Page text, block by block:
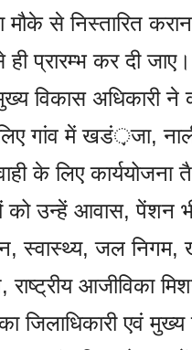
से निस्तारित
प्रारम्भ कर दी जाए।
विकास अधिकारी ने
गांव में खडं़जा,
के लिए
को उन्हें आवास, पेंशन
स्वास्थ्य, जल निगम,
राष्ट्रीय आजीविका
जिलाधिकारी एवं